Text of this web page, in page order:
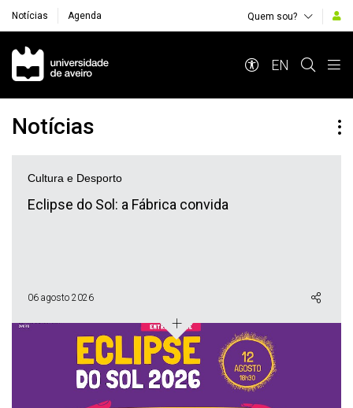
Notícias Agenda Quem sou?
Navegação Principal
EN
Notícias
+
Cultura e Desporto
Eclipse do Sol: a Fábrica convida
06 agosto 2026